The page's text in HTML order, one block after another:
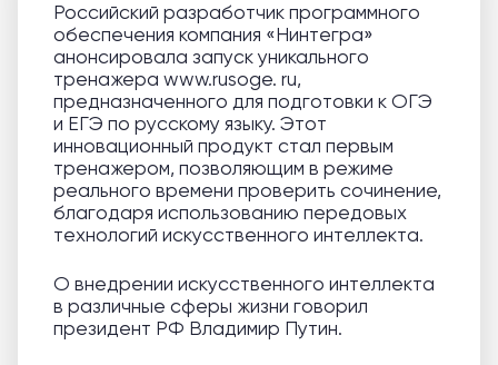
Российский разработчик программного
обеспечения компания «Нинтегра»
анонсировала запуск уникального
тренажера www.rusoge. ru,
предназначенного для подготовки к ОГЭ
и ЕГЭ по русскому языку. Этот
инновационный продукт стал первым
тренажером, позволяющим в режиме
реального времени проверить сочинение,
благодаря использованию передовых
технологий искусственного интеллекта.
О внедрении искусственного интеллекта
в различные сферы жизни говорил
президент РФ Владимир Путин.